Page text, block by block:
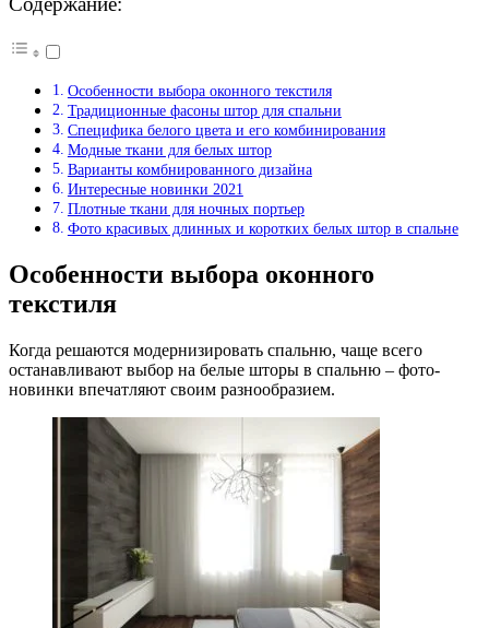
Особенности выбора оконного текстиля
Традиционные фасоны штор для спальни
Специфика белого цвета и его комбинирования
Модные ткани для белых штор
Варианты комбнированного дизайна
Интересные новинки 2021
Плотные ткани для ночных портьер
Фото красивых длинных и коротких белых штор в спальне
Особенности выбора оконного
текстиля
Когда решаются модернизировать спальню, чаще всего
останавливают выбор на белые шторы в спальню – фото-
новинки впечатляют своим разнообразием.